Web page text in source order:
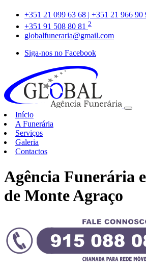
+351 21 099 63 68 | +351 21 966 90
+351 91 508 80 81 2
globalfuneraria@gmail.com
Siga-nos no Facebook
Início
A Funerária
Serviços
Galeria
Contactos
Agência Funerária
de Monte Agraço